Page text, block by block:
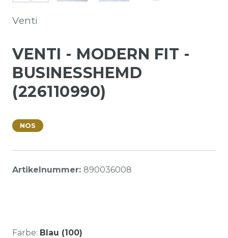
Venti
VENTI - MODERN FIT -
BUSINESSHEMD
(226110990)
NOS
Artikelnummer: 890036008
Farbe: Blau (100)